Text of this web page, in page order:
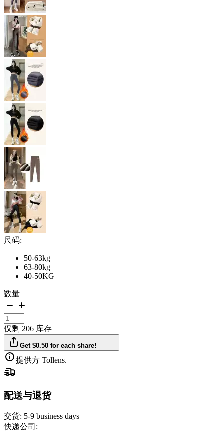
尺码:
50-63kg
63-80kg
40-50KG
数量
仅剩 206 库存
Get $0.50 for each share!
提供方 Tollens.
配送与退货
交货: 5-9 business days
快递公司: